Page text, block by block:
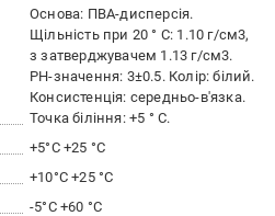
Основа: ПВА-дисперсія.
Щільність при 20 ° C: 1.10 г/см3,
з затверджувачем 1.13 г/см3.
PH-значення: 3±0.5. Колір: білий.
Консистенція: середньо-в'язка.
Точка біління: +5 ° C.
+5°C +25 °C
+10°C +25 °С
-5°C +60 °C